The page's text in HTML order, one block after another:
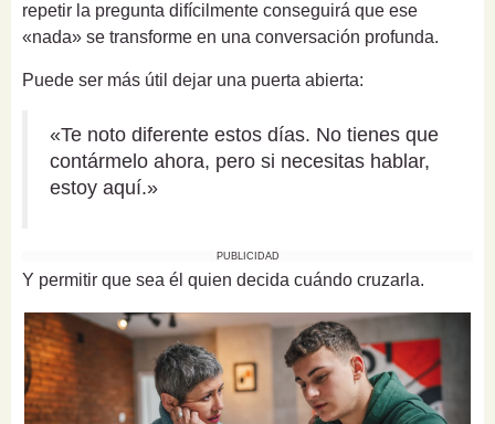
repetir la pregunta difícilmente conseguirá que ese
«nada» se transforme en una conversación profunda.
Puede ser más útil dejar una puerta abierta:
«Te noto diferente estos días. No tienes que
contármelo ahora, pero si necesitas hablar,
estoy aquí.»
PUBLICIDAD
Y permitir que sea él quien decida cuándo cruzarla.